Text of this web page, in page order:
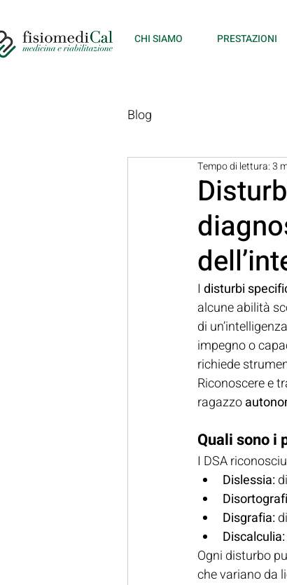
CHI SIAMO PRESTAZIONI
Blog
Tempo di lettura: 3
I disturbi
alcune abilità
di
impegno o
richiede
Riconoscere e
ragazzo
Quali sono i
I DSA
Dislessia:
Disgrafia:
Discalculia:
Ogni disturbo
che variano da